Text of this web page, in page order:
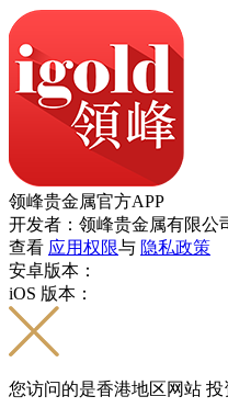
领峰贵金属官方APP
开发者：领峰贵金属有限公
查看 应用权限与 隐私政策
安卓版本：
iOS 版本：
您访问的是香港地区网站